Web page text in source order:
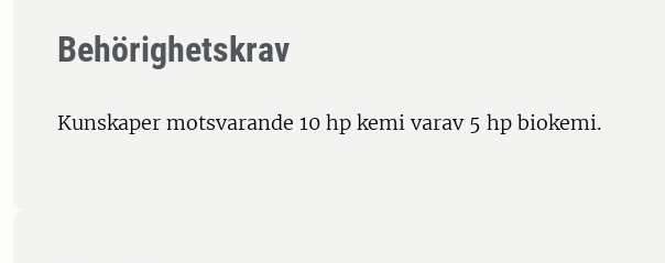
Behörighetskrav
Kunskaper motsvarande 10 hp kemi varav 5 hp biokemi.